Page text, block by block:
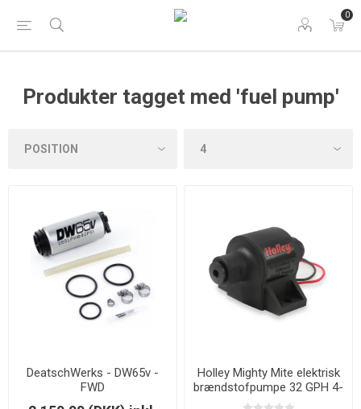
0
Produkter tagget med 'fuel pump'
DeatschWerks - DW65v -
FWD
Holley Mighty Mite elektrisk
brændstofpumpe 32 GPH 4-
7 PSI